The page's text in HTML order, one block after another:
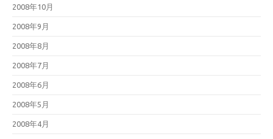
2008年10月
2008年9月
2008年8月
2008年7月
2008年6月
2008年5月
2008年4月